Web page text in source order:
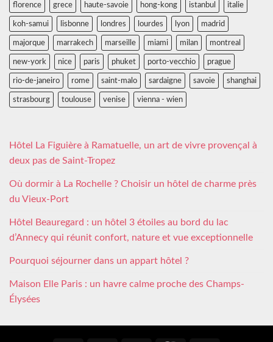
florence grece haute-savoie hong-kong istanbul italie
koh-samui lisbonne londres lourdes lyon madrid
majorque marrakech marseille miami milan montreal
new-york nice paris phuket porto-vecchio prague
rio-de-janeiro rome saint-malo sardaigne savoie shanghai
strasbourg toulouse venise vienna - wien
Hôtel La Figuière à Ramatuelle, un art de vivre provençal à
deux pas de Saint-Tropez
Où dormir à La Rochelle ? Choisir un hôtel de charme près
du Vieux-Port
Hôtel Beauregard : un hôtel 3 étoiles au bord du lac
d’Annecy qui réunit confort, nature et vue exceptionnelle
Pourquoi séjourner dans un appart hôtel ?
Maison Elle Paris : un havre calme proche des Champs-
Élysées